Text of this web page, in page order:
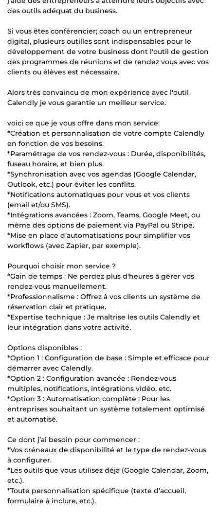
des outils adéquat du business.
Si vous êtes conférencier; coach ou un entrepreneur
digital, plusieurs outilles sont indispensables pour le
développement de votre business dont l'outil de gestion
des programmes de réunions et de rendez vous avec vos
clients ou élèves est nécessaire.
Alors très convaincu de mon expérience avec l'outil
Calendly je vous garantie un meilleur service.
voici ce que je vous offre dans mon service:
*Création et personnalisation de votre compte Calendly
en fonction de vos besoins.
*Paramétrage de vos rendez-vous : Durée, disponibilités,
fuseau horaire, et bien plus.
*Synchronisation avec vos agendas (Google Calendar,
Outlook, etc.) pour éviter les conflits.
*Notifications automatiques pour vous et vos clients
(email et/ou SMS).
*Intégrations avancées : Zoom, Teams, Google Meet, ou
même des options de paiement via PayPal ou Stripe.
*Mise en place d’automatisations pour simplifier vos
workflows (avec Zapier, par exemple).
Pourquoi choisir mon service ?
*Gain de temps : Ne perdez plus d'heures à gérer vos
rendez-vous manuellement.
*Professionnalisme : Offrez à vos clients un système de
réservation clair et pratique.
*Expertise technique : Je maîtrise les outils Calendly et
leur intégration dans votre activité.
Options disponibles :
*Option 1 : Configuration de base : Simple et efficace pour
démarrer avec Calendly.
*Option 2 : Configuration avancée : Rendez-vous
multiples, notifications, intégrations vidéo, etc.
*Option 3 : Automatisation complète : Pour les
entreprises souhaitant un système totalement optimisé
et automatisé.
Ce dont j’ai besoin pour commencer :
*Vos créneaux de disponibilité et le type de rendez-vous
à configurer.
*Les outils que vous utilisez déjà (Google Calendar, Zoom,
etc.).
*Toute personnalisation spécifique (texte d’accueil,
formulaire à inclure, etc.).